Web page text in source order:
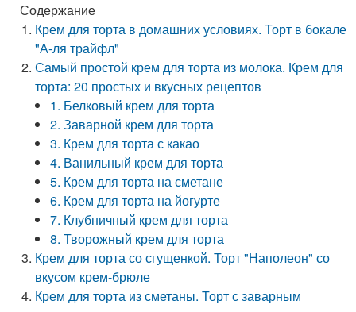
Содержание
Крем для торта в домашних условиях. Торт в бокале
"А-ля трайфл"
Самый простой крем для торта из молока. Крем для
торта: 20 простых и вкусных рецептов
1. Белковый крем для торта
2. Заварной крем для торта
3. Крем для торта с какао
4. Ванильный крем для торта
5. Крем для торта на сметане
6. Крем для торта на йогурте
7. Клубничный крем для торта
8. Творожный крем для торта
Крем для торта со сгущенкой. Торт "Наполеон" со
вкусом крем-брюле
Крем для торта из сметаны. Торт с заварным